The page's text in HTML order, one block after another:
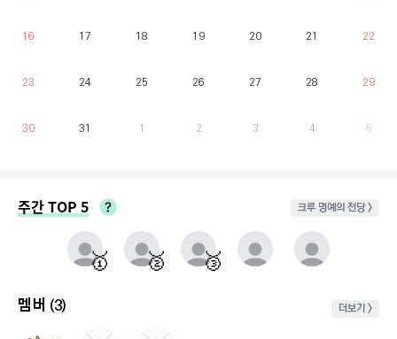
16 17 18 19 20 21 22
23 24 25 26 27 28 29
30 31 1 2 3 4 5
주간 TOP 5 크루 명예의 전당 >
매주 월요일부터 일요일까지 가장 클라이밍 시간이 많은 유저를 실시간으로 반영.
동점자 처리방식 : 클라이밍 횟수가 많은 순
🥇 🥈 🥉
멤버 (3) 더보기 >